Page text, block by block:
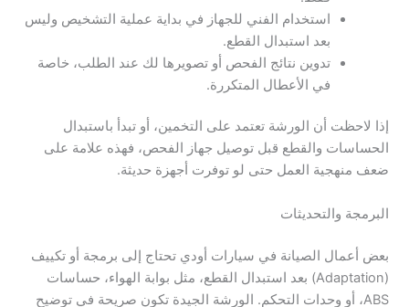
استخدام الفني للجهاز في بداية عملية التشخيص وليس
بعد استبدال القطع.
تدوين نتائج الفحص أو تصويرها لك عند الطلب، خاصة
في الأعطال المتكررة.
إذا لاحظت أن الورشة تعتمد على التخمين، أو تبدأ باستبدال
الحساسات والقطع قبل توصيل جهاز الفحص، فهذه علامة على
ضعف منهجية العمل حتى لو توفرت أجهزة حديثة.
البرمجة والتحديثات
بعض أعمال الصيانة في سيارات أودي تحتاج إلى برمجة أو تكييف
(Adaptation) بعد استبدال القطع، مثل بوابة الهواء، حساسات
ABS، أو وحدات التحكم. الورشة الجيدة تكون صريحة في توضيح